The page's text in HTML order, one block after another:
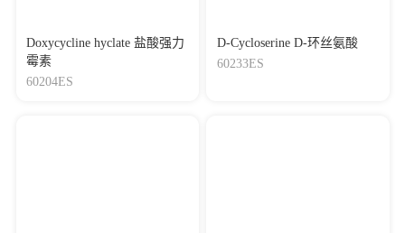
Doxycycline hyclate 盐酸强力
霉素
60204ES
D-Cycloserine D-环丝氨酸
60233ES